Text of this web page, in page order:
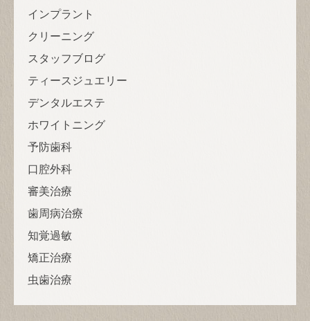
インプラント
クリーニング
スタッフブログ
ティースジュエリー
デンタルエステ
ホワイトニング
予防歯科
口腔外科
審美治療
歯周病治療
知覚過敏
矯正治療
虫歯治療